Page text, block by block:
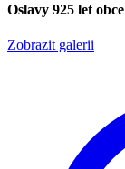
Oslavy 925 let obce
Zobrazit galerii